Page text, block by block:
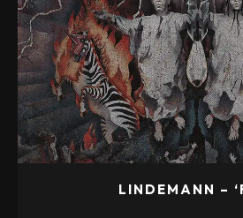
LINDEMANN –